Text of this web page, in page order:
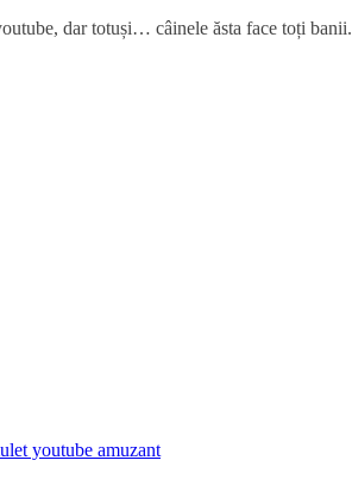
dar totuși… câinele ăsta face toți banii.
youtube amuzant